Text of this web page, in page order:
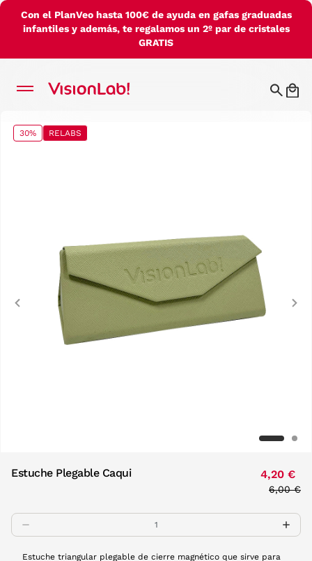
Con el PlanVeo hasta 100€ de ayuda en gafas graduadas
infantiles y además, te regalamos un 2º par de cristales
GRATIS
30% RELABS
Previous
Estuche Plegable Caqui 4,20 €
Price
6,00 €
Estuche triangular plegable de cierre magnético que sirve para